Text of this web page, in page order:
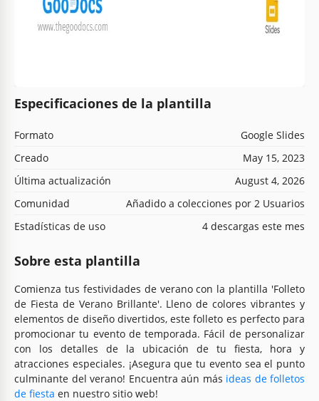
Especificaciones de la plantilla
Formato
Google Slides
Creado
May 15, 2023
Última actualización
August 4, 2026
Comunidad
Añadido a colecciones por 2 Usuarios
Estadísticas de uso
4 descargas este mes
Sobre esta plantilla
Comienza tus festividades de verano con la plantilla 'Folleto
de Fiesta de Verano Brillante'. Lleno de colores vibrantes y
elementos de diseño divertidos, este folleto es perfecto para
promocionar tu evento de temporada. Fácil de personalizar
con los detalles de la ubicación de tu fiesta, hora y
atracciones especiales. ¡Asegura que tu evento sea el punto
culminante del verano! Encuentra aún más ideas de folletos
de fiesta en nuestro sitio web!